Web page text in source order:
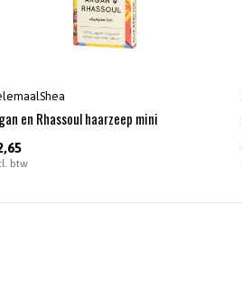
en Rhassoul haarzeep mini
btw